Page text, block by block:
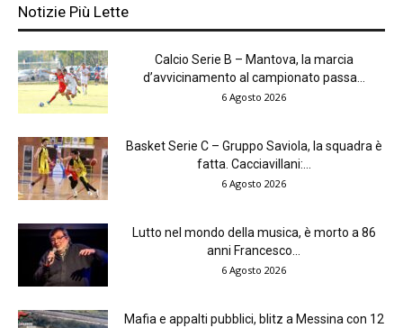
Notizie Più Lette
Calcio Serie B – Mantova, la marcia
d’avvicinamento al campionato passa...
6 Agosto 2026
Basket Serie C – Gruppo Saviola, la squadra è
fatta. Cacciavillani:...
6 Agosto 2026
Lutto nel mondo della musica, è morto a 86
anni Francesco...
6 Agosto 2026
Mafia e appalti pubblici, blitz a Messina con 12